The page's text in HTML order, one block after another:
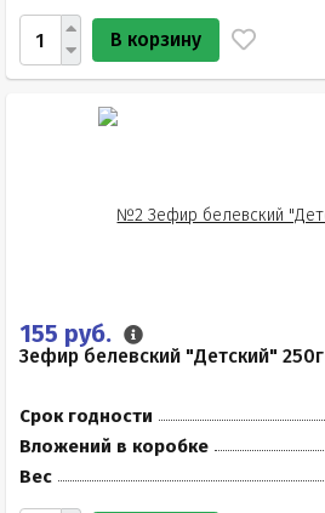
В корзину
155 руб.
Зефир белевский "Детский" 250г
Срок годности
Вложений в коробке
Вес